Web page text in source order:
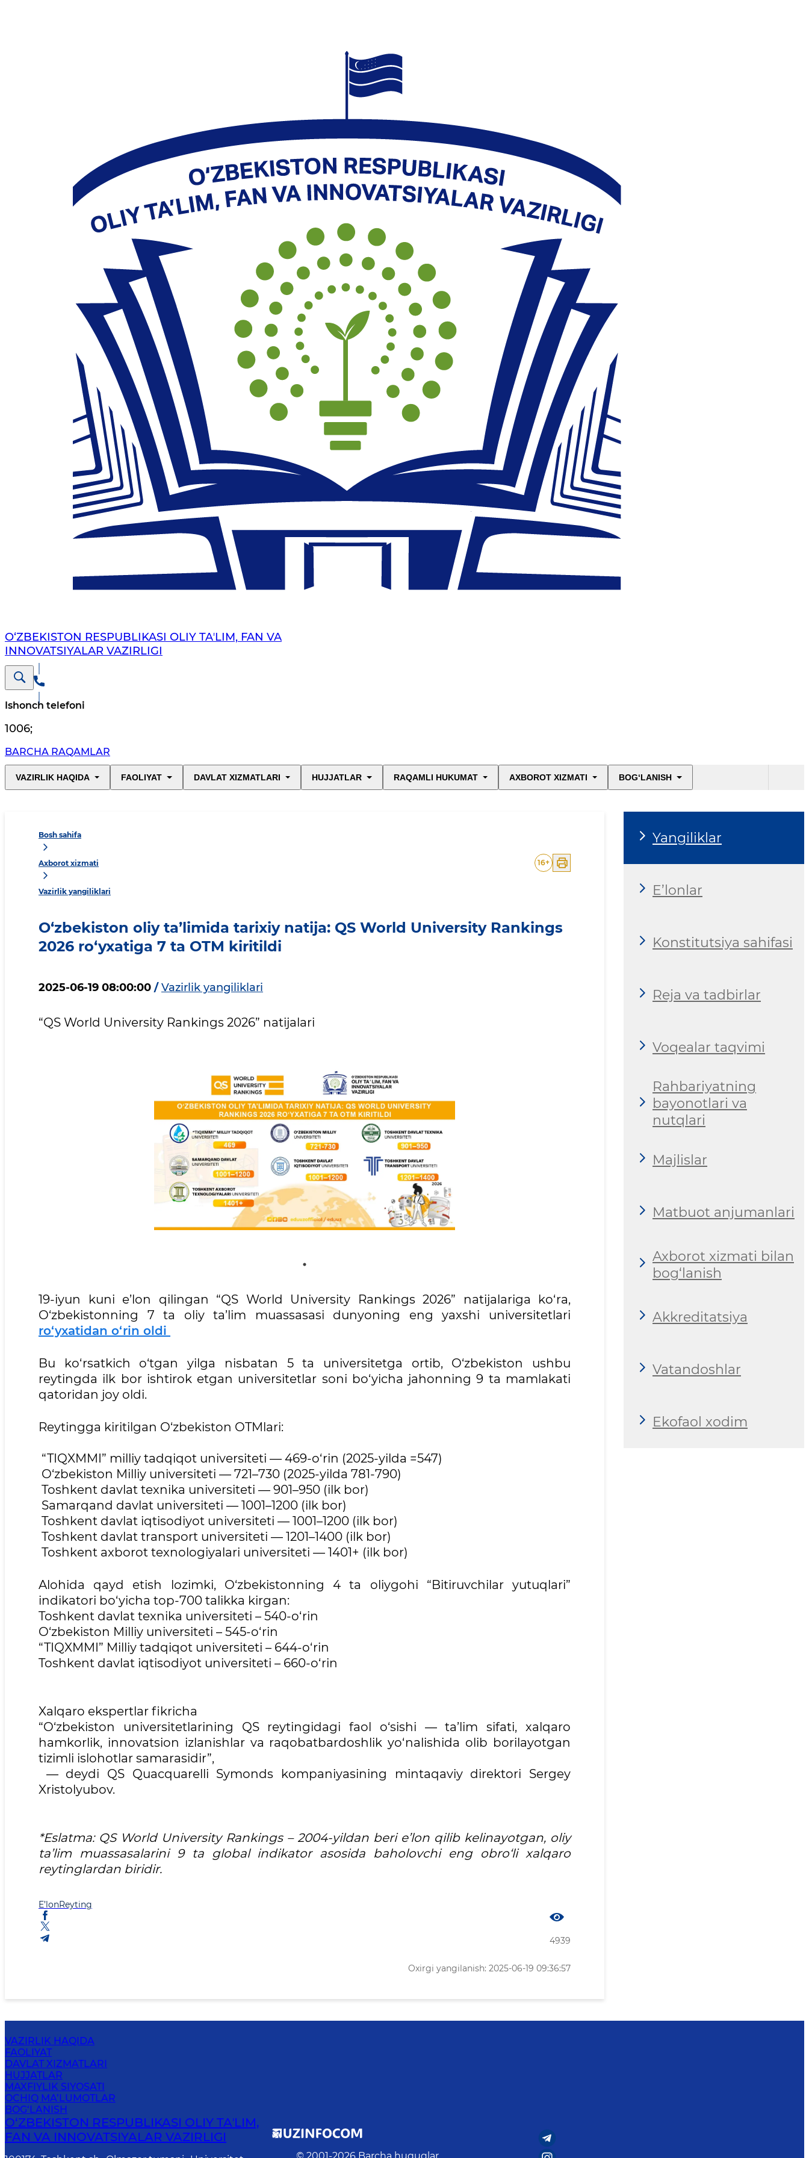
O‘ZBEKISTON RESPUBLIKASI OLIY TAʼLIM, FAN VA
INNOVATSIYALAR VAZIRLIGI
Ishonch telefoni
1006;
BARCHA RAQAMLAR
VAZIRLIK HAQIDA FAOLIYAT DAVLAT XIZMATLARI HUJJATLAR RAQAMLI HUKUMAT AXBOROT XIZMATI BOG‘LANISH
Bosh sahifa
Axborot xizmati
Vazirlik yangiliklari
16+
O‘zbekiston oliy ta’limida tarixiy natija: QS World University Rankings
2026 ro‘yxatiga 7 ta OTM kiritildi
2025-06-19 08:00:00 / Vazirlik yangiliklari
“QS World University Rankings 2026” natijalari
19-iyun kuni e’lon qilingan “QS World University Rankings 2026” natijalariga ko‘ra,
O‘zbekistonning 7 ta oliy ta’lim muassasasi dunyoning eng yaxshi universitetlari
ro‘yxatidan o‘rin oldi
Bu ko‘rsatkich o‘tgan yilga nisbatan 5 ta universitetga ortib, O‘zbekiston ushbu
reytingda ilk bor ishtirok etgan universitetlar soni bo‘yicha jahonning 9 ta mamlakati
qatoridan joy oldi.
Reytingga kiritilgan O‘zbekiston OTMlari:
“TIQXMMI” milliy tadqiqot universiteti — 469-o‘rin (2025-yilda =547)
O‘zbekiston Milliy universiteti — 721–730 (2025-yilda 781-790)
Toshkent davlat texnika universiteti — 901–950 (ilk bor)
Samarqand davlat universiteti — 1001–1200 (ilk bor)
Toshkent davlat iqtisodiyot universiteti — 1001–1200 (ilk bor)
Toshkent davlat transport universiteti — 1201–1400 (ilk bor)
Toshkent axborot texnologiyalari universiteti — 1401+ (ilk bor)
Alohida qayd etish lozimki, O‘zbekistonning 4 ta oliygohi “Bitiruvchilar yutuqlari”
indikatori bo‘yicha top-700 talikka kirgan:
Toshkent davlat texnika universiteti – 540-o‘rin
O‘zbekiston Milliy universiteti – 545-o‘rin
“TIQXMMI” Milliy tadqiqot universiteti – 644-o‘rin
Toshkent davlat iqtisodiyot universiteti – 660-o‘rin
Xalqaro ekspertlar fikricha
“O‘zbekiston universitetlarining QS reytingidagi faol o‘sishi — ta’lim sifati, xalqaro
hamkorlik, innovatsion izlanishlar va raqobatbardoshlik yo‘nalishida olib borilayotgan
tizimli islohotlar samarasidir”,
— deydi QS Quacquarelli Symonds kompaniyasining mintaqaviy direktori Sergey
Xristolyubov.
*Eslatma: QS World University Rankings – 2004-yildan beri e’lon qilib kelinayotgan, oliy
ta’lim muassasalarini 9 ta global indikator asosida baholovchi eng obro‘li xalqaro
reytinglardan biridir.
E’lonReyting
4939
Oxirgi yangilanish: 2025-06-19 09:36:57
Yangiliklar
E’lonlar
Konstitutsiya sahifasi
Reja va tadbirlar
Voqealar taqvimi
Rahbariyatning
bayonotlari va
nutqlari
Majlislar
Matbuot anjumanlari
Axborot xizmati bilan
bog‘lanish
Akkreditatsiya
Vatandoshlar
Ekofaol xodim
VAZIRLIK HAQIDA
FAOLIYAT
DAVLAT XIZMATLARI
HUJJATLAR
MAXFIYLIK SIYOSATI
OCHIQ MA’LUMOTLAR
BOG‘LANISH
O‘ZBEKISTON RESPUBLIKASI OLIY TAʼLIM,
FAN VA INNOVATSIYALAR VAZIRLIGI